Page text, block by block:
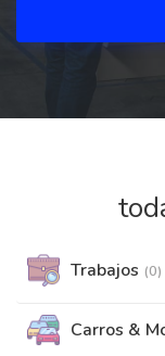
Trabajos (0)
Carros &